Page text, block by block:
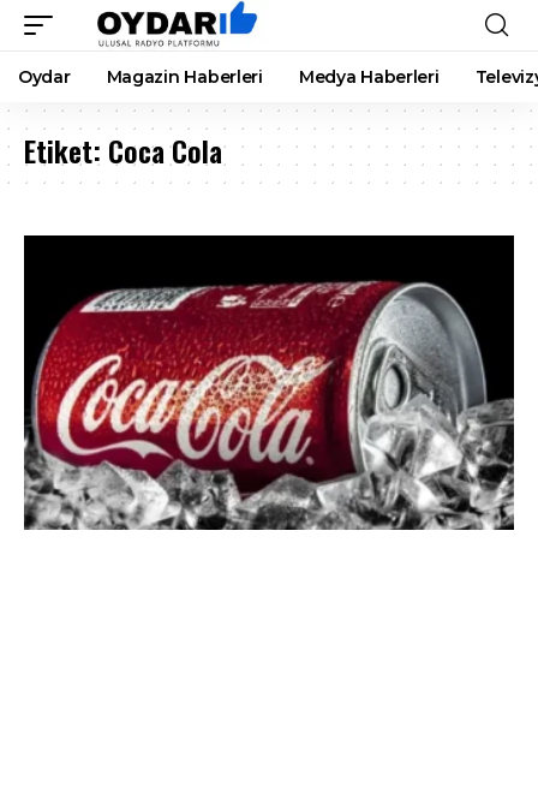
Oydar Magazin Haberleri Medya Haberleri
Etiket: Coca Cola